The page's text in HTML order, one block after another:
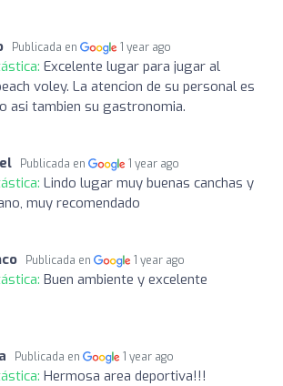
Publicada en 1 year ago
Excelente lugar para jugar al
voley. La atencion de su personal es
asi tambien su gastronomia.
Publicada en 1 year ago
Lindo lugar muy buenas canchas y
muy recomendado
Publicada en 1 year ago
Buen ambiente y excelente
Publicada en 1 year ago
Hermosa area deportiva!!!